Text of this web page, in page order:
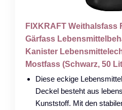
FIXKRAFT Weithalsfass
Gärfass
Kanister
Mostfass (Schwarz, 50
Diese eckige
Deckel besteht aus
Kunststoff. Mit den